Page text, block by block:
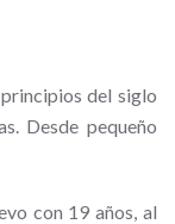
del siglo
Desde pequeño
con 19 años, al